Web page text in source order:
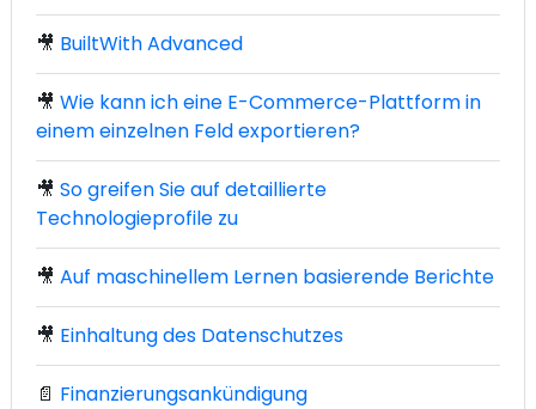
🎥 BuiltWith Advanced
🎥 Wie kann ich eine E-Commerce-Plattform in
einem einzelnen Feld exportieren?
🎥 So greifen Sie auf detaillierte
Technologieprofile zu
🎥 Auf maschinellem Lernen basierende Berichte
🎥 Einhaltung des Datenschutzes
📄 Finanzierungsankündigung